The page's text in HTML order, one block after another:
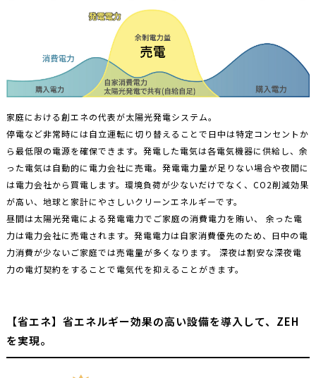
家庭における創エネの代表が太陽光発電システム。
停電など非常時には自立運転に切り替えることで日中は特定コンセントか
ら最低限の電源を確保できます。発電した電気は各電気機器に供給し、余
った電気は自動的に電力会社に売電。発電電力量が足りない場合や夜間に
は電力会社から買電します。環境負荷が少ないだけでなく、CO2削減効果
が高い、地球と家計にやさしいクリーンエネルギーです。
昼間は太陽光発電による発電電力でご家庭の消費電力を賄い、 余った電
力は電力会社に売電されます。発電電力は自家消費優先のため、日中の電
力消費が少ないご家庭では売電量が多くなります。 深夜は割安な深夜電
力の電灯契約をすることで電気代を抑えることがきます。
【省エネ】省エネルギー効果の高い設備を導入して、ZEH
を実現。